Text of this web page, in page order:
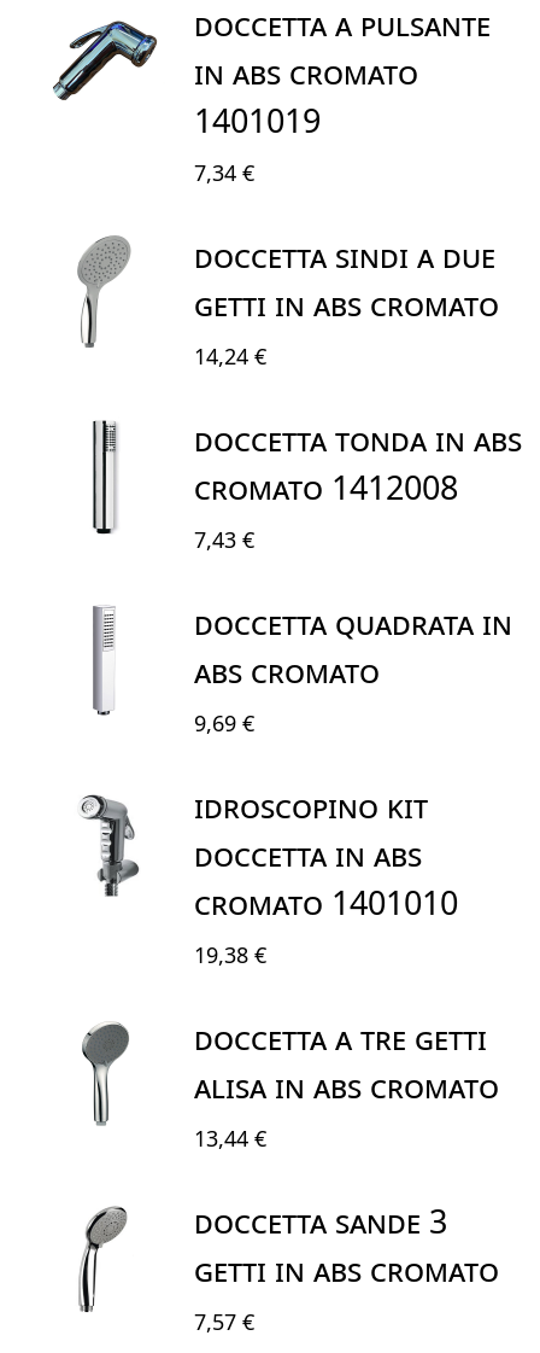
DOCCETTA A PULSANTE
IN ABS CROMATO
1401019
7,34 €
DOCCETTA SINDI A DUE
GETTI IN ABS CROMATO
14,24 €
DOCCETTA TONDA IN ABS
CROMATO 1412008
7,43 €
DOCCETTA QUADRATA in
abs cromato
9,69 €
IDROSCOPINO KIT
DOCCETTA IN ABS
CROMATO 1401010
19,38 €
DOCCETTA a TRE Getti
ALISA in ABS cromato
13,44 €
DOCCETTA SANDE 3
GETTI IN ABS CROMATO
7,57 €